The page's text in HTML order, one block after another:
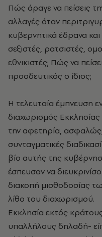
Πώς άραγε να πείσεις
αλλαγές όταν
κυβερνητικά έδρανα
σεξιστές, ρατσιστές,
εθνικιστές; Πώς να
προοδευτικός ο ίδιος;
Η τελευταία έμπνευση
διαχωρισμός
την αφετηρία,
συνταγματικές
βίο αυτής της
έσπευσαν να
διακοπή μισθοδοσίας
λίθο του διαχωρισμού.
Εκκλησία εκτός
υπαλλήλους δηλαδή-